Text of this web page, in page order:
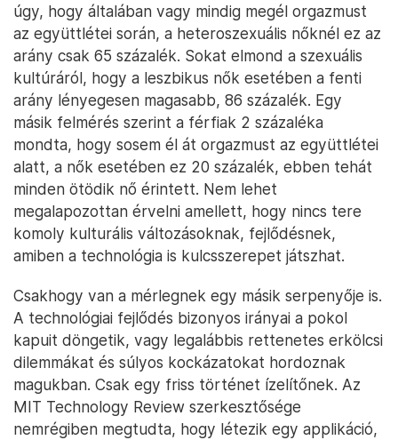
úgy, hogy általában vagy mindig megél orgazmust
az együttlétei során, a heteroszexuális nőknél ez az
arány csak 65 százalék. Sokat elmond a szexuális
kultúráról, hogy a leszbikus nők esetében a fenti
arány lényegesen magasabb, 86 százalék. Egy
másik felmérés szerint a férfiak 2 százaléka
mondta, hogy sosem él át orgazmust az együttlétei
alatt, a nők esetében ez 20 százalék, ebben tehát
minden ötödik nő érintett. Nem lehet
megalapozottan érvelni amellett, hogy nincs tere
komoly kulturális változásoknak, fejlődésnek,
amiben a technológia is kulcsszerepet játszhat.
Csakhogy van a mérlegnek egy másik serpenyője is.
A technológiai fejlődés bizonyos irányai a pokol
kapuit döngetik, vagy legalábbis rettenetes erkölcsi
dilemmákat és súlyos kockázatokat hordoznak
magukban. Csak egy friss történet ízelítőnek. Az
MIT Technology Review szerkesztősége
nemrégiben megtudta, hogy létezik egy applikáció,